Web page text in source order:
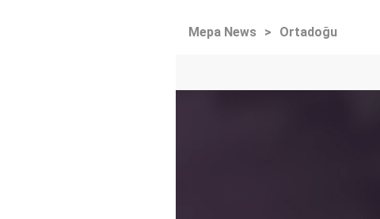
Mepa News > Ortadoğu